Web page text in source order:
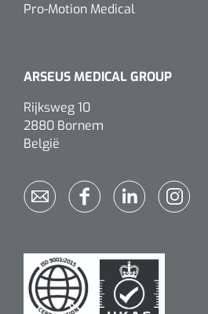
Pro-Motion Medical
ARSEUS MEDICAL GROUP
Rijksweg 10
2880 Bornem
België